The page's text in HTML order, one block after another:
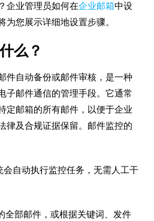
企业管理员如何在企业邮箱中设
为您展示详细地设置步骤。
么？
件自动备份或邮件审核，是一种
子邮件通信的管理手段。它通常
定邮箱的所有邮件，以便于企业
律及合规证据保留。邮件监控的
会自动执行监控任务，无需人工干
全部邮件，或根据关键词、发件